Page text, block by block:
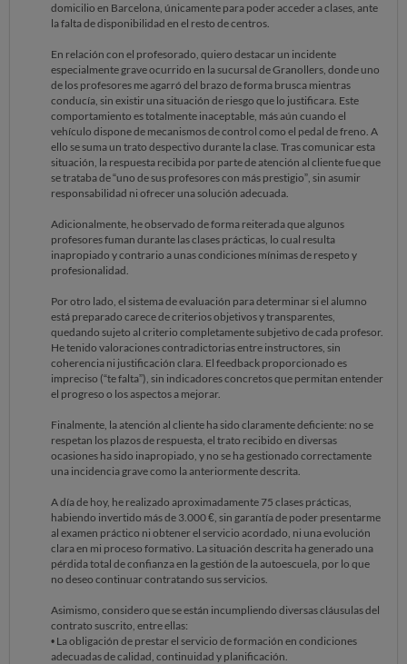
domicilio en Barcelona, únicamente para poder acceder a clases, ante
la falta de disponibilidad en el resto de centros.
En relación con el profesorado, quiero destacar un incidente
especialmente grave ocurrido en la sucursal de Granollers, donde uno
de los profesores me agarró del brazo de forma brusca mientras
conducía, sin existir una situación de riesgo que lo justificara. Este
comportamiento es totalmente inaceptable, más aún cuando el
vehículo dispone de mecanismos de control como el pedal de freno. A
ello se suma un trato despectivo durante la clase. Tras comunicar esta
situación, la respuesta recibida por parte de atención al cliente fue que
se trataba de “uno de sus profesores con más prestigio”, sin asumir
responsabilidad ni ofrecer una solución adecuada.
Adicionalmente, he observado de forma reiterada que algunos
profesores fuman durante las clases prácticas, lo cual resulta
inapropiado y contrario a unas condiciones mínimas de respeto y
profesionalidad.
Por otro lado, el sistema de evaluación para determinar si el alumno
está preparado carece de criterios objetivos y transparentes,
quedando sujeto al criterio completamente subjetivo de cada profesor.
He tenido valoraciones contradictorias entre instructores, sin
coherencia ni justificación clara. El feedback proporcionado es
impreciso (“te falta”), sin indicadores concretos que permitan entender
el progreso o los aspectos a mejorar.
Finalmente, la atención al cliente ha sido claramente deficiente: no se
respetan los plazos de respuesta, el trato recibido en diversas
ocasiones ha sido inapropiado, y no se ha gestionado correctamente
una incidencia grave como la anteriormente descrita.
A día de hoy, he realizado aproximadamente 75 clases prácticas,
habiendo invertido más de 3.000 €, sin garantía de poder presentarme
al examen práctico ni obtener el servicio acordado, ni una evolución
clara en mi proceso formativo. La situación descrita ha generado una
pérdida total de confianza en la gestión de la autoescuela, por lo que
no deseo continuar contratando sus servicios.
Asimismo, considero que se están incumpliendo diversas cláusulas del
contrato suscrito, entre ellas:
• La obligación de prestar el servicio de formación en condiciones
adecuadas de calidad, continuidad y planificación.